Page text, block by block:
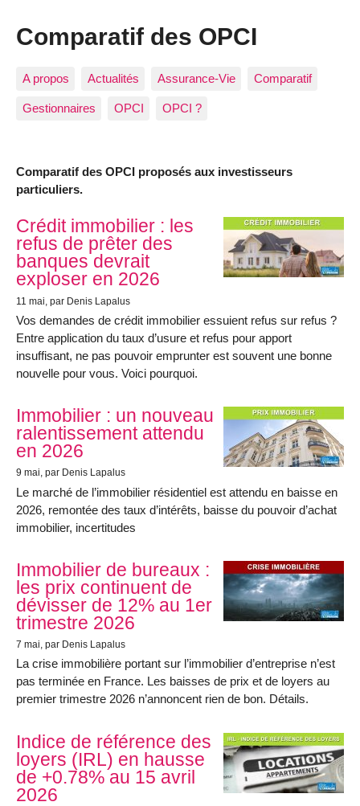
Comparatif des OPCI
A propos Actualités Assurance-Vie Comparatif
Gestionnaires OPCI OPCI ?
Comparatif des OPCI proposés aux investisseurs
particuliers.
Articles les plus récents
Crédit immobilier : les
refus de prêter des
banques devrait
exploser en 2026
11 mai , par Denis Lapalus
Vos demandes de crédit immobilier essuient refus sur refus ?
Entre application du taux d’usure et refus pour apport
insuffisant, ne pas pouvoir emprunter est souvent une bonne
nouvelle pour vous. Voici pourquoi.
Immobilier : un nouveau
ralentissement attendu
en 2026
9 mai, par Denis Lapalus
Le marché de l’immobilier résidentiel est attendu en baisse en
2026, remontée des taux d’intérêts, baisse du pouvoir d’achat
immobilier, incertitudes
Immobilier de bureaux :
les prix continuent de
dévisser de 12% au 1er
trimestre 2026
7 mai, par Denis Lapalus
La crise immobilière portant sur l’immobilier d’entreprise n’est
pas terminée en France. Les baisses de prix et de loyers au
premier trimestre 2026 n’annoncent rien de bon. Détails.
Indice de référence des
loyers (IRL) en hausse
de +0.78% au 15 avril
2026